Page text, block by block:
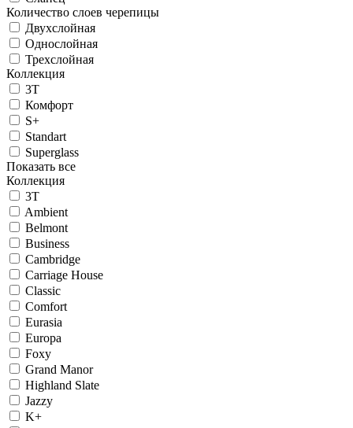
Количество слоев черепицы
Двухслойная
Однослойная
Трехслойная
Коллекция
3T
Комфорт
S+
Standart
Superglass
Показать все
Коллекция
3T
Ambient
Belmont
Business
Cambridge
Carriage House
Classic
Comfort
Eurasia
Europa
Foxy
Grand Manor
Highland Slate
Jazzy
K+